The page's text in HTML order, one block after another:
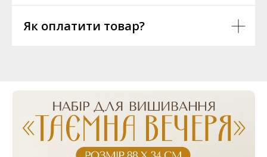
Як оплатити товар?